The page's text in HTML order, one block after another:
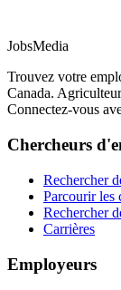
JobsMedia
Trouvez votre
Canada.
Connectez-vous
Chercheurs
Rechercher
Parcourir les
Rechercher
Carrières
Employeurs